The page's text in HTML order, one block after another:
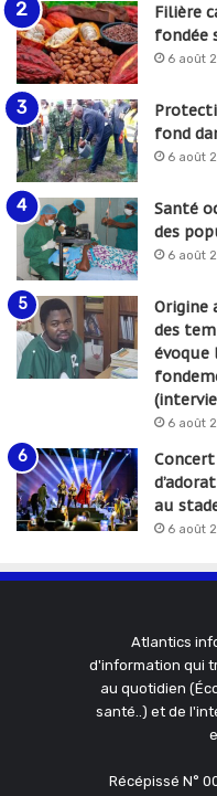
Filière
fondée
6 août
fond
6 août
Santé
des
6 août
Origine
des
évoque
6 août
au
6 août
Atlantics
d'information qui
au quotidien
santé..) et de
Récépissé N°